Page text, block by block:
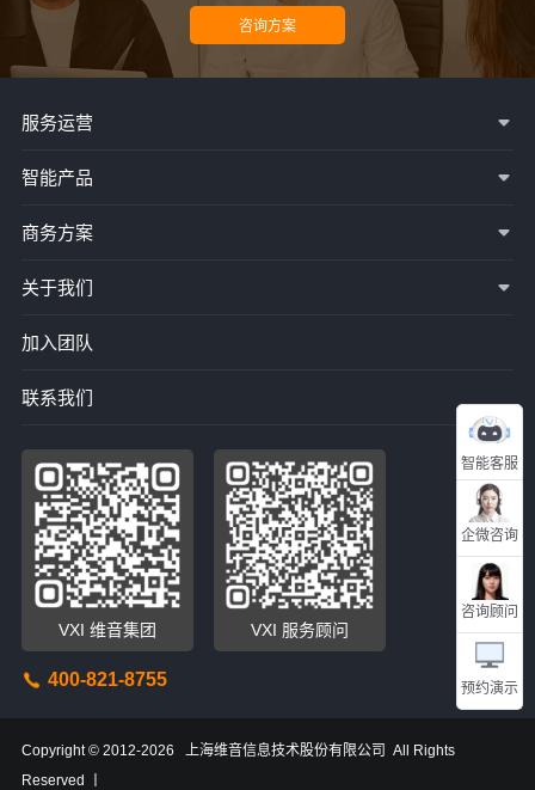
智能客服
企微咨询
咨询顾问
预约演示
服务运营
智能产品
商务方案
关于我们
加入团队
联系我们
VXI 维音集团 VXI 服务顾问
400-821-8755
Copyright © 2012-2026 上海维音信息技术股份有限公司 All Rights
Reserved 丨